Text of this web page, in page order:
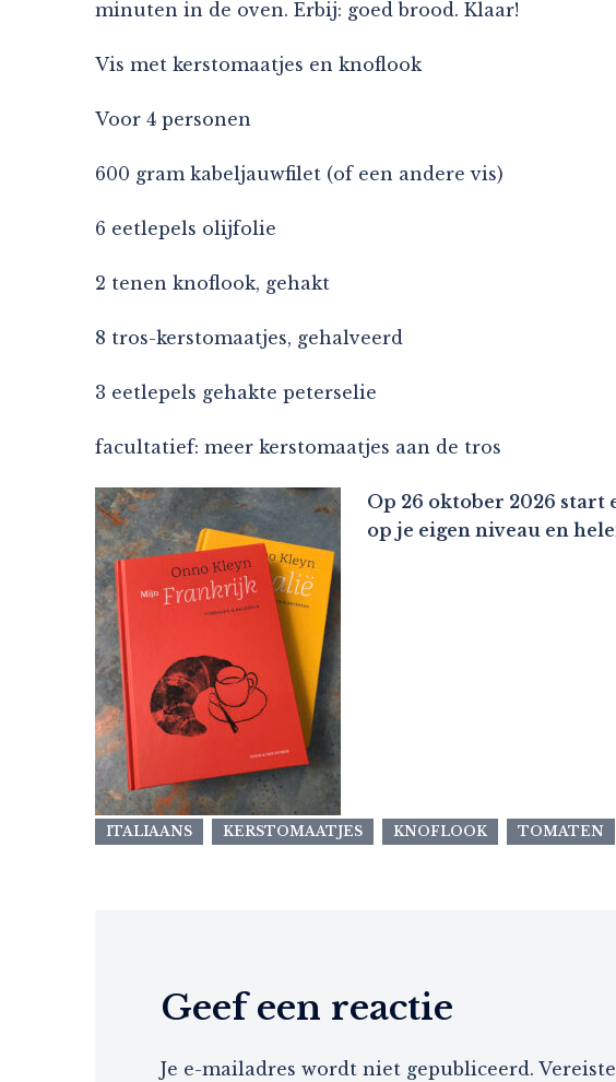
minuten in de oven. Erbij: goed brood. Klaar!
Vis met kerstomaatjes en knoflook
Voor 4 personen
600 gram kabeljauwfilet (of een andere vis)
6 eetlepels olijfolie
2 tenen knoflook, gehakt
8 tros-kerstomaatjes, gehalveerd
3 eetlepels gehakte peterselie
facultatief: meer kerstomaatjes aan de tros
Op 26 oktober 2026
op je eigen niveau en
ITALIAANS KERSTOMAATJES KNOFLOOK TOMATEN
Geef een reactie
Je e-mailadres wordt niet gepubliceerd.